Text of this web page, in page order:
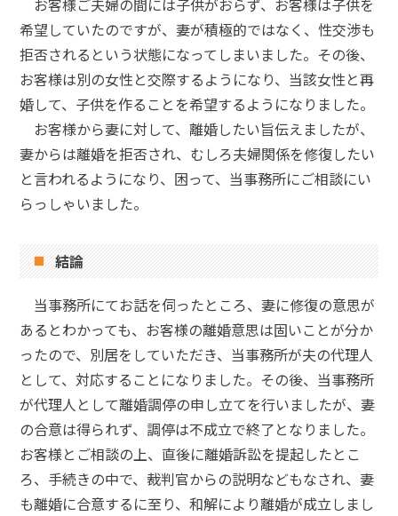
お客様ご夫婦の間には子供がおらず、お客様は子供を
希望していたのですが、妻が積極的ではなく、性交渉も
拒否されるという状態になってしまいました。その後、
お客様は別の女性と交際するようになり、当該女性と再
婚して、子供を作ることを希望するようになりました。
お客様から妻に対して、離婚したい旨伝えましたが、
妻からは離婚を拒否され、むしろ夫婦関係を修復したい
と言われるようになり、困って、当事務所にご相談にい
らっしゃいました。
結論
当事務所にてお話を伺ったところ、妻に修復の意思が
あるとわかっても、お客様の離婚意思は固いことが分か
ったので、別居をしていただき、当事務所が夫の代理人
として、対応することになりました。その後、当事務所
が代理人として離婚調停の申し立てを行いましたが、妻
の合意は得られず、調停は不成立で終了となりました。
お客様とご相談の上、直後に離婚訴訟を提起したとこ
ろ、手続きの中で、裁判官からの説明などもなされ、妻
も離婚に合意するに至り、和解により離婚が成立しまし